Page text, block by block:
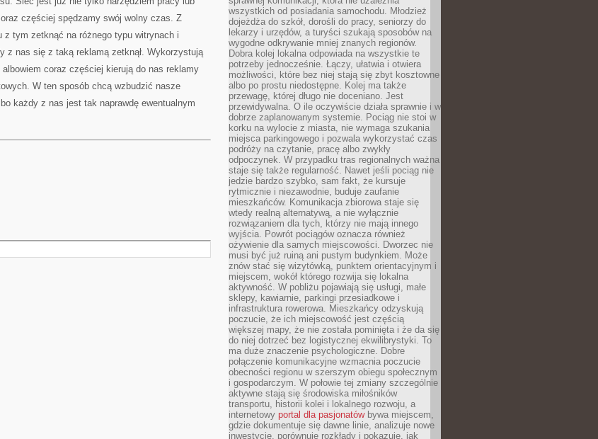
częściej spędzamy swój wolny czas. Z
z tym zetknąć na różnego typu witrynach i
z nas się z taką reklamą zetknął. Wykorzystują
albowiem coraz częściej kierują do nas reklamy
W ten sposób chcą wzbudzić nasze
każdy z nas jest tak naprawdę ewentualnym
wszystkich od posiadania samochodu. Młodzież
dojeżdża do szkół, dorośli do pracy, seniorzy do
lekarzy i urzędów, a turyści szukają sposobów na
wygodne odkrywanie mniej znanych regionów.
Dobra kolej lokalna odpowiada na wszystkie te
potrzeby jednocześnie. Łączy, ułatwia i otwiera
możliwości, które bez niej stają się zbyt kosztowne
albo po prostu niedostępne. Kolej ma także
przewagę, której długo nie doceniano. Jest
przewidywalna. O ile oczywiście działa sprawnie i w
dobrze zaplanowanym systemie. Pociąg nie stoi w
korku na wylocie z miasta, nie wymaga szukania
miejsca parkingowego i pozwala wykorzystać czas
podróży na czytanie, pracę albo zwykły
odpoczynek. W przypadku tras regionalnych ważna
staje się także regularność. Nawet jeśli pociąg nie
jedzie bardzo szybko, sam fakt, że kursuje
rytmicznie i niezawodnie, buduje zaufanie
mieszkańców. Komunikacja zbiorowa staje się
wtedy realną alternatywą, a nie wyłącznie
rozwiązaniem dla tych, którzy nie mają innego
wyjścia. Powrót pociągów oznacza również
ożywienie dla samych miejscowości. Dworzec nie
musi być już ruiną ani pustym budynkiem. Może
znów stać się wizytówką, punktem orientacyjnym i
miejscem, wokół którego rozwija się lokalna
aktywność. W pobliżu pojawiają się usługi, małe
sklepy, kawiarnie, parkingi przesiadkowe i
infrastruktura rowerowa. Mieszkańcy odzyskują
poczucie, że ich miejscowość jest częścią
większej mapy, że nie została pominięta i że da się
do niej dotrzeć bez logistycznej ekwilibrystyki. To
ma duże znaczenie psychologiczne. Dobre
połączenie komunikacyjne wzmacnia poczucie
obecności regionu w szerszym obiegu społecznym
i gospodarczym. W połowie tej zmiany szczególnie
aktywne stają się środowiska miłośników
transportu, historii kolei i lokalnego rozwoju, a
internetowy portal dla pasjonatówbywa miejscem,
gdzie dokumentuje się dawne linie, analizuje nowe
inwestycje, porównuje rozkłady i pokazuje, jak